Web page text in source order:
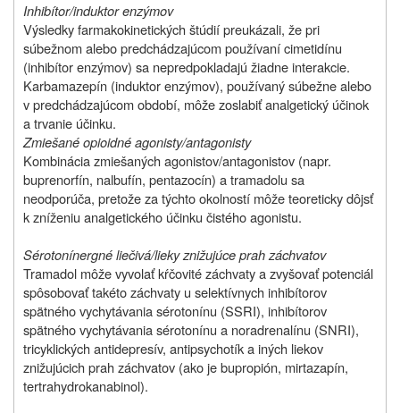
Inhibítor/induktor enzýmov
Výsledky farmakokinetických štúdií preukázali, že pri
súbežnom alebo predchádzajúcom používaní cimetidínu
(inhibítor enzýmov) sa nepredpokladajú žiadne interakcie.
Karbamazepín (induktor enzýmov), používaný súbežne alebo
v predchádzajúcom období, môže zoslabiť analgetický účinok
a trvanie účinku.
Zmiešané opioidné agonisty/antagonisty
Kombinácia zmiešaných agonistov/antagonistov (napr.
buprenorfín, nalbufín, pentazocín) a tramadolu sa
neodporúča, pretože za týchto okolností môže teoreticky dôjsť
k zníženiu analgetického účinku čistého agonistu.
Sérotonínergné liečivá/lieky znižujúce prah záchvatov
Tramadol môže vyvolať kŕčovité záchvaty a zvyšovať potenciál
spôsobovať takéto záchvaty u selektívnych inhibítorov
spätného vychytávania sérotonínu (SSRI), inhibítorov
spätného vychytávania sérotonínu a noradrenalínu (SNRI),
tricyklických antidepresív, antipsychotík a iných liekov
znižujúcich prah záchvatov (ako je bupropión, mirtazapín,
tertrahydrokanabinol).